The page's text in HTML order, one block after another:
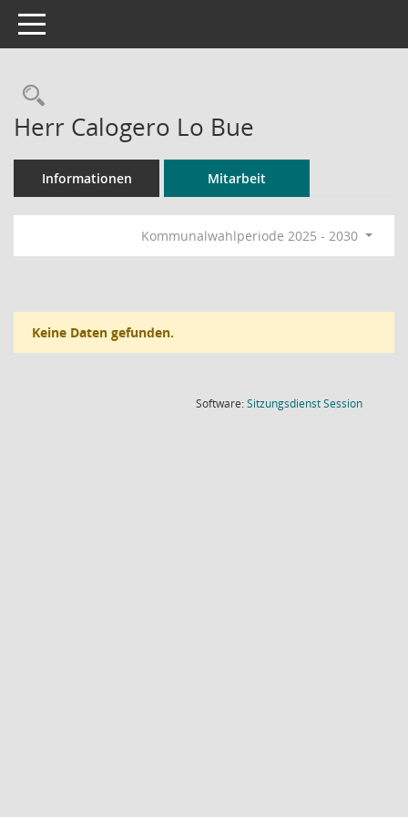
Toggle navigation
Rechercheauswahl
Herr Calogero Lo Bue
Informationen Mitarbeit
Kommunalwahlperiode 2025 - 2030
Keine Daten gefunden.
Software:SitzungsdienstSession(Wird in